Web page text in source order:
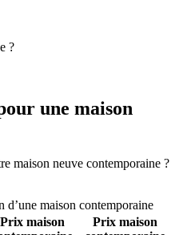
?
une maison
maison neuve contemporaine ?
maison contemporaine
Prix maison
Prix maison